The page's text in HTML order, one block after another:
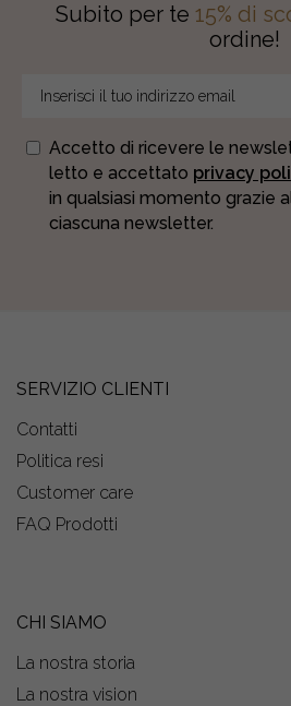
Subito per te 15% di
ordine!
Accetto di ricevere le
letto e accettato privacy
in qualsiasi momento grazie
ciascuna newsletter.
SERVIZIO CLIENTI
Contatti
Politica resi
Customer care
FAQ Prodotti
CHI SIAMO
La nostra storia
La nostra vision